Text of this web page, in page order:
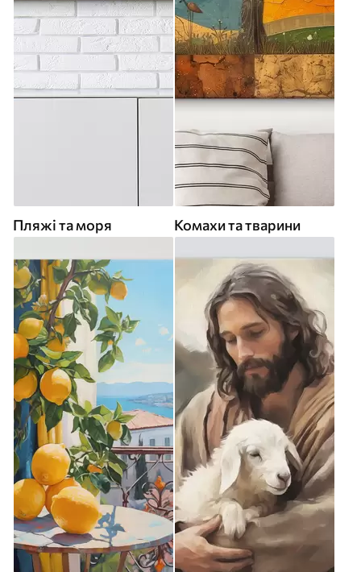
Пляжі та моря Комахи та тварини